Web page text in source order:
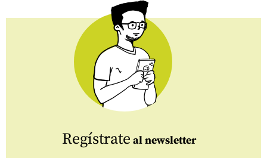
Regístrate al newsletter